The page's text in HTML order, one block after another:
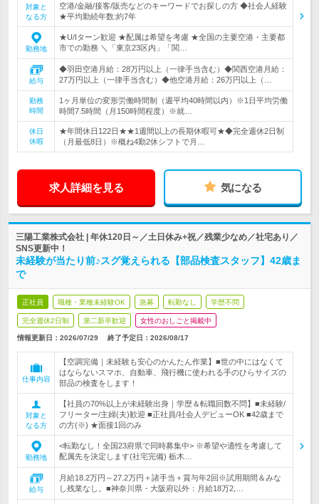
対象と
なる方
空港/金融/接客/販売などのキーワードでお探しの方 ◆社会人経験
★平均勤続年数:約7年
勤務地
★U/Iターン歓迎 ★配属は希望を考慮 ★全国の主要空港・主要都
市での勤務 ＼「東京23区内」「関…
給与
◆羽田空港月給：28万円以上（一律手当含む）◆関西空港月給：
27万円以上（一律手当含む）◆他空港月給：26万円以上（…
勤務
時間
1ヶ月単位の変形労働時間制（週平均40時間以内）※1日平均労働
時間7.5時間（月150時間程度）※就…
休日
休暇
★年間休日122日★★1週間以上の長期休暇可★◆完全週休2日制
（月最低8日）※概ね4勤2休シフトで月…
求人詳細を見る 気になる
三陽工業株式会社 | 年休120日～／土日休み+祝／残業少なめ／社宅あり／
SNS更新中！
未経験が当たり前♪スグ覚えられる【部品検査スタッフ】42歳ま
で
正社員 職種・業種未経験OK 急募 転勤なし 学歴不問
完全週休2日制 第二新卒歓迎 女性のおしごと掲載中
情報更新日：2026/07/29 終了予定日： 2026/08/17
仕事内容
【空調完備｜未経験も安心のかんたん作業】■世の中にはなくて
はならないスマホ、自動車、飛行機に使われる手のひらサイズの
部品の検査をします！
対象と
なる方
【社員の70%以上が未経験出身｜学歴＆転職回数不問】■未経験/
フリーター/主婦(夫)歓迎 ■正社員/社会人デビューOK ■42歳まで
の方(※) ★面接1回のみ
勤務地
<転勤なし！全国23府県で同時募集中> ※希望や適性を考慮して
配属先を決定します(社宅完備) 栃木…
給与
月給18.2万円～27.2万円＋諸手当＋賞与年2回※試用期間＆みな
し残業なし。■神奈川県・大阪府以外：月給18万2,…